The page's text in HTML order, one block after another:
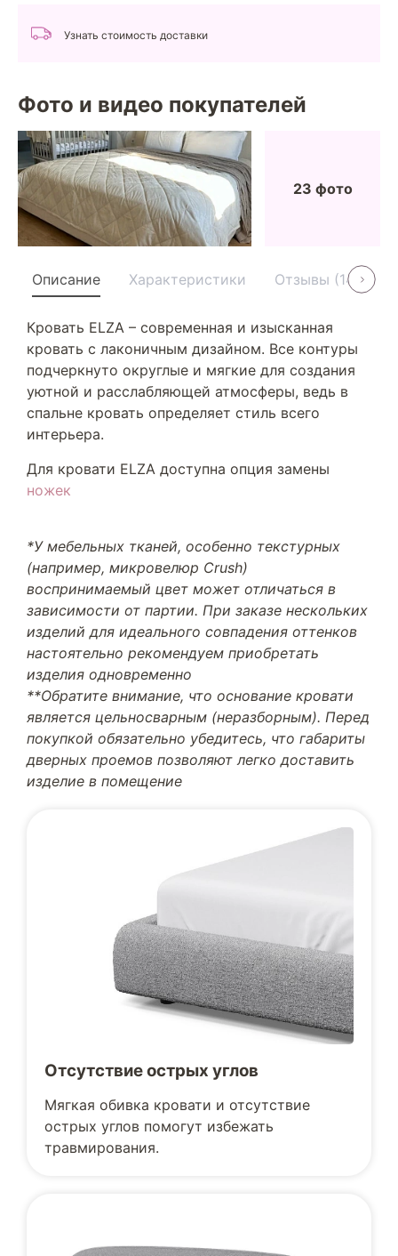
Узнать стоимость доставки
Фото и видео покупателей
23 фото
Описание Характеристики Отзывы (14)
Кровать ELZA – современная и изысканная
кровать с лаконичным дизайном. Все контуры
подчеркнуто округлые и мягкие для создания
уютной и расслабляющей атмосферы, ведь в
спальне кровать определяет стиль всего
интерьера.
Для кровати ELZA доступна опция замены
ножек
*У мебельных тканей, особенно текстурных
(например, микровелюр Crush)
воспринимаемый цвет может отличаться в
зависимости от партии. При заказе нескольких
изделий для идеального совпадения оттенков
настоятельно рекомендуем приобретать
изделия одновременно
**Обратите внимание, что основание кровати
является цельносварным (неразборным). Перед
покупкой обязательно убедитесь, что габариты
дверных проемов позволяют легко доставить
изделие в помещение
Отсутствие острых углов
Мягкая обивка кровати и отсутствие
острых углов помогут избежать
травмирования.